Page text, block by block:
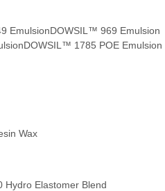
EmulsionDOWSIL™ 969 Emulsion
DOWSIL™ 1785 POE Emulsion
Wax
Elastomer Blend